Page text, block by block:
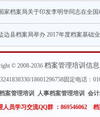
家档案局关于印发李明华同志在全
边县档案局举办 2017年度档案基础
© 2008-2036 档案管理培训信息
18601296758固定电话：
案管理培训 人事档案管理培训 会
人员学习交流QQ群 ： 869546062 档